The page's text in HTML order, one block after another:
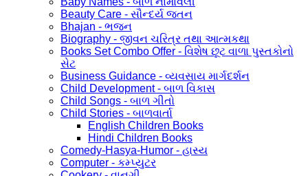
Beauty Care - સૌન્દર્ય જતન
Bhajan - ભજન
Biography - જીવન ચરિત્ર તથા આત્મકથા
Books Set Combo Offer - વિશેષ છૂટ વાળા પુસ્તકોનો
સેટ
Business Guidance - વ્યવસાય માર્ગદર્શન
Child Development - બાળ વિકાસ
Child Songs - બાળ ગીતો
Child Stories - બાળવાર્તા
English Children Books
Hindi Children Books
Comedy-Hasya-Humor - હાસ્ય
Computer - કમ્પ્યુટર